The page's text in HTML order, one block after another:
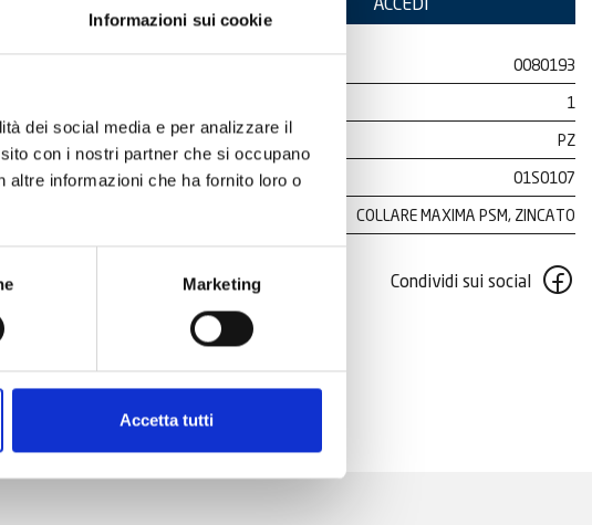
Informazioni sui cookie
dei social media e per analizzare il
con i nostri partner che si occupano
altre informazioni che ha fornito loro o
Marketing
Accetta tutti
0080193
1
PZ
01S0107
COLLARE MAXIMA PSM, ZINCATO
Condividi sui social